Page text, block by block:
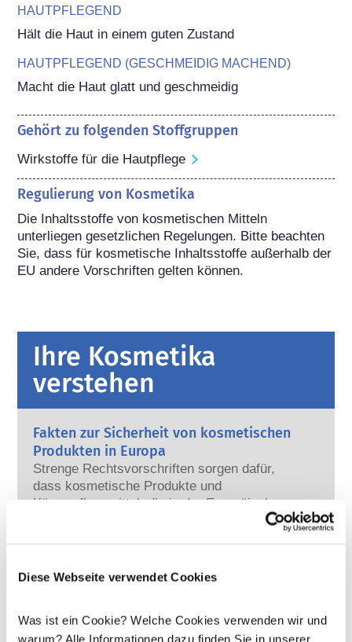
Diese Webseite verwendet Cookies
Was ist ein Cookie? Welche Cookies verwenden wir und
warum? Alle Informationen dazu finden Sie in unserer
HAUTPFLEGEND
Hält die Haut in einem guten Zustand
HAUTPFLEGEND (GESCHMEIDIG MACHEND)
Macht die Haut glatt und geschmeidig
Gehört zu folgenden Stoffgruppen
Wirkstoffe für die Hautpflege
Regulierung von Kosmetika
Die Inhaltsstoffe von kosmetischen Mitteln
unterliegen gesetzlichen Regelungen. Bitte beachten
Sie, dass für kosmetische Inhaltsstoffe außerhalb der
EU andere Vorschriften gelten können.
Ihre Kosmetika
verstehen
Fakten zur Sicherheit von kosmetischen
Produkten in Europa
Strenge Rechtsvorschriften sorgen dafür,
dass kosmetische Produkte und
Körperpflegemittel, die in der Europäischen
europäische Regulierungsbehörden tragen
Kann Kosmetik endokrine Disruptoren
Einige in kosmetischen Mitteln verwendete
Disruptoren“ bezeichnet, weil sie das
Potenzial haben, einige der Eigenschaften
Mehr erfahren